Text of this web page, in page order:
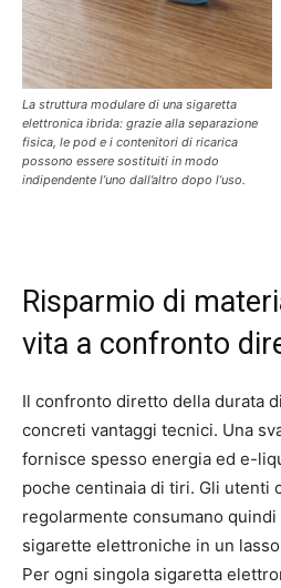
La struttura modulare di una sigaretta
elettronica ibrida: grazie alla separazione
fisica, le pod e i contenitori di ricarica
possono essere sostituiti in modo
indipendente l’uno dall’altro dopo l’uso.
Risparmio di
vita a confronto
Il confronto diretto della durata
concreti vantaggi tecnici. Una
fornisce spesso energia ed e-
poche centinaia di tiri. Gli utenti
regolarmente consumano
sigarette elettroniche in un
Per ogni singola sigaretta